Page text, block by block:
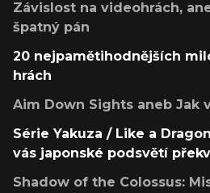
Závislost na videohrách,
špatný pán
20 nejpamětihodnějších
hrách
Aim Down Sights aneb Jak
Série Yakuza / Like a
vás japonské podsvětí
Shadow of the Colossus: